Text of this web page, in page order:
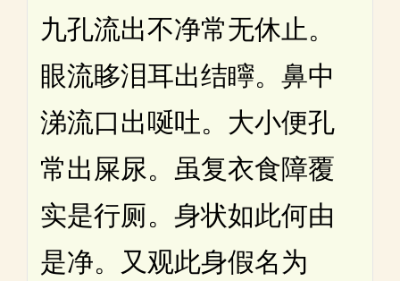
九孔流出不净常无休止。
眼流眵泪耳出结矃。鼻中
涕流口出唌吐。大小便孔
常出屎尿。虽复衣食障覆
实是行厕。身状如此何由
是净。又观此身假名为